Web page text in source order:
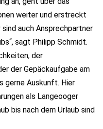
weiter und erstreckt
sind auch Ansprechpartner
sagt Philipp Schmidt.
der
der Gepäckaufgabe am
gerne Auskunft. Hier
als Langeooger
bis nach dem Urlaub sind